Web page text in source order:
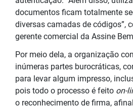
documentos ficam totalmente
diversas camadas de códigos”,
gerente comercial da Assine
Por meio dela, a organização
inúmeras partes burocráticas,
para levar algum impresso,
pois todo o processo é feito on-
o reconhecimento de firma,